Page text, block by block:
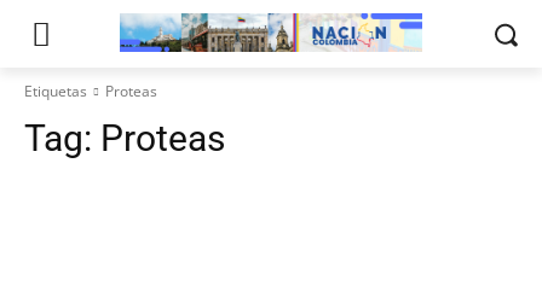
Etiquetas Proteas
Tag: Proteas